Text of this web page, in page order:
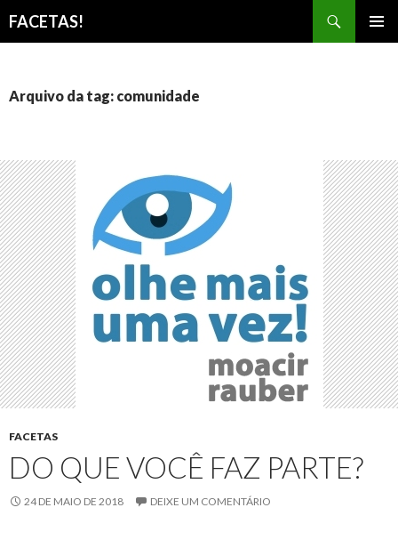
FACETAS!
CONTEÚDO
Arquivo da tag: comunidade
FACETAS
DO QUE VOCÊ FAZ PARTE?
24 DE MAIO DE 2018 DEIXE UM COMENTÁRIO